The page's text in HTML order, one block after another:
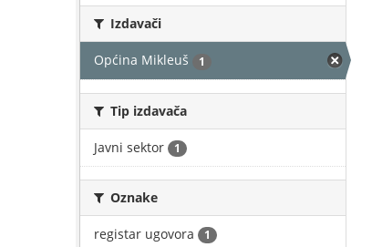
Izdavači
Općina Mikleuš 1
Tip izdavača
Javni sektor 1
Oznake
registar ugovora 1